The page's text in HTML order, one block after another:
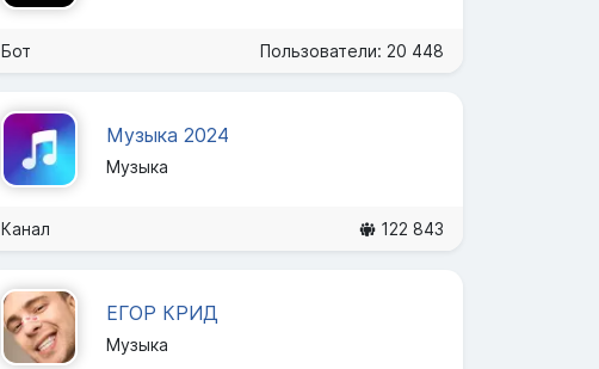
Бот Пользователи: 20 448
Музыка 2024
Музыка
Канал 122 843
ЕГОР КРИД
Музыка